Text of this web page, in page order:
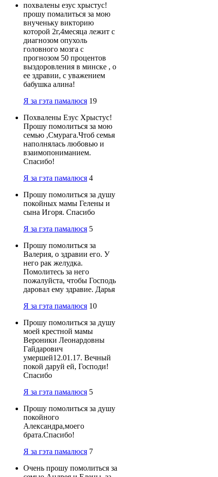
похвалены езус хрыстус!
прошу помалиться за мою
внученьку викторию
которой 2г,4месяца лежит с
диагнозом опухоль
головного мозга с
прогнозом 50 процентов
выздоровления в минске , о
ее здравии, с уважением
бабушка алина!
Я за гэта памалюся 19
Похвалены Езус Хрыстус!
Прошу помолиться за мою
семью ,Смурага.Чтоб семья
наполнялась любовью и
взаимопониманием.
Спасибо!
Я за гэта памалюся 4
Прошу помолиться за душу
покойных мамы Гелены и
сына Игоря. Спасибо
Я за гэта памалюся 5
Прошу помолиться за
Валерия, о здравии его. У
него рак желудка.
Помолитесь за него
пожалуйста, чтобы Господь
даровал ему здравие. Дарья
Я за гэта памалюся 10
Прошу помолиться за душу
моей крестной мамы
Вероники Леонардовны
Гайдарович
умершей12.01.17. Вечный
покой даруй ей, Господи!
Спасибо
Я за гэта памалюся 5
Прошу помолиться за душу
покойного
Александра,моего
брата.Спасибо!
Я за гэта памалюся 7
Очень прошу помолиться за